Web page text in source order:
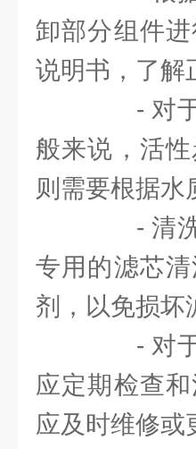
卸部分组件
说明书，了解
- 对于
般来说，活
则需要根据水
- 清洗
专用的滤芯
剂，以免损坏
- 对于
应定期检查
应及时维修或